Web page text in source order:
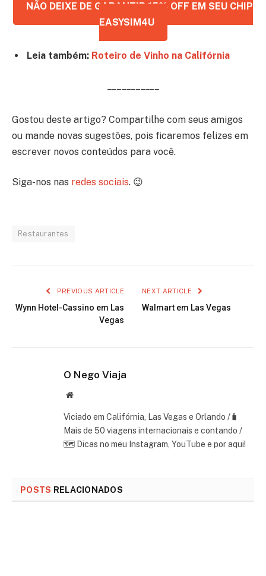
NÃO DEIXE DE GARANTIR 15% OFF EM SEU CHIP
EASYSIM4U
Leia também: Roteiro de Vinho na Califórnia
– – – – – – – – – – –
Gostou deste artigo? Compartilhe com seus amigos
ou mande novas sugestões, pois ficaremos felizes em
escrever novos conteúdos para você.
Siga-nos nas redes sociais. 😉
Restaurantes
PREVIOUS ARTICLE
Wynn Hotel-Cassino em Las
Vegas
NEXT ARTICLE
Walmart em Las Vegas
O Nego Viaja
Website
Viciado em Califórnia, Las Vegas e Orlando /🧳
Mais de 50 viagens internacionais e contando /
🗺 Dicas no meu Instagram, YouTube e por aqui!
POSTS RELACIONADOS